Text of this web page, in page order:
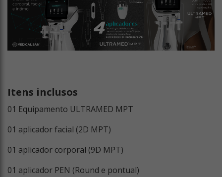
Itens inclusos
01 Equipamento ULTRAMED MPT
01 aplicador facial (2D MPT)
01 aplicador corporal (9D MPT)
01 aplicador PEN (Round e pontual)